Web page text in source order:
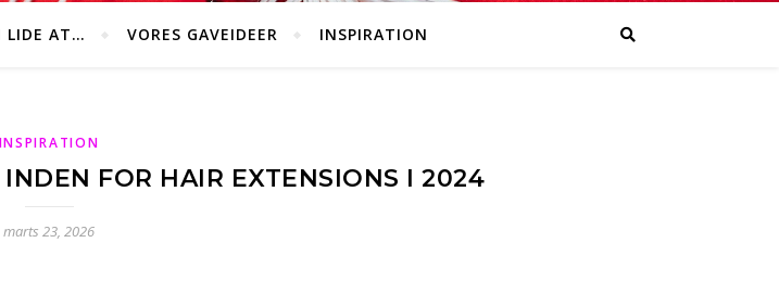
LIDE AT… VORES GAVEIDEER INSPIRATION
INSPIRATION
FOR HAIR EXTENSIONS I 2024
marts 23, 2026